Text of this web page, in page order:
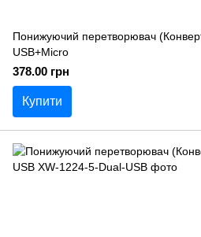
Понижуючий перетворювач
USB+Micro
378.00 грн
Купити